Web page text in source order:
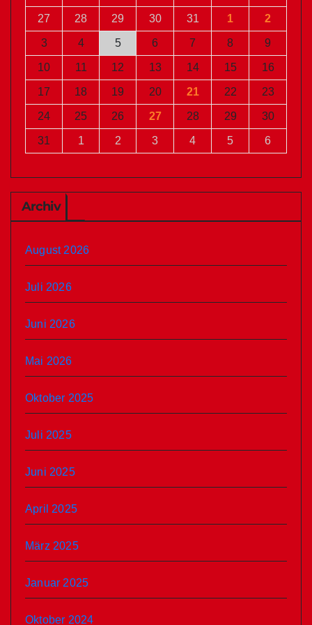
27 28 29 30 31 1 2
3 4 5 6 7 8 9
10 11 12 13 14 15 16
17 18 19 20 21 22 23
24 25 26 27 28 29 30
31 1 2 3 4 5 6
Archiv
August 2026
Juli 2026
Juni 2026
Mai 2026
Oktober 2025
Juli 2025
Juni 2025
April 2025
März 2025
Januar 2025
Oktober 2024